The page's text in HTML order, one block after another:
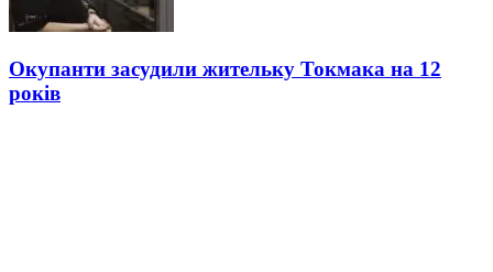
Окупанти засудили жительку Токмака на 12
років